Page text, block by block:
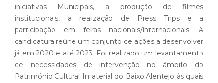
iniciativas Municipais, a produção de filmes
institucionais, a realização de Press Trips e a
participação em feiras nacionais/internacionais. A
candidatura reúne um conjunto de ações a desenvolver
já em 2020 e até 2023. Foi realizado um levantamento
de necessidades de intervenção no âmbito do
Património Cultural Imaterial do Baixo Alentejo às quais